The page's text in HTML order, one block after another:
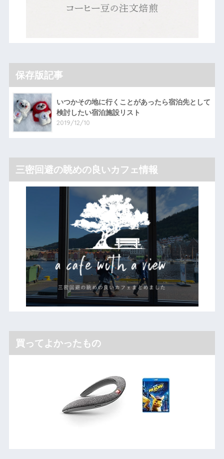
保存版記事
いつかその地に行くことがあったら宿泊先として
検討したい宿泊施設リスト
2019/12/10
三密回避の眺めの良いカフェ情報
買ってよかったもの